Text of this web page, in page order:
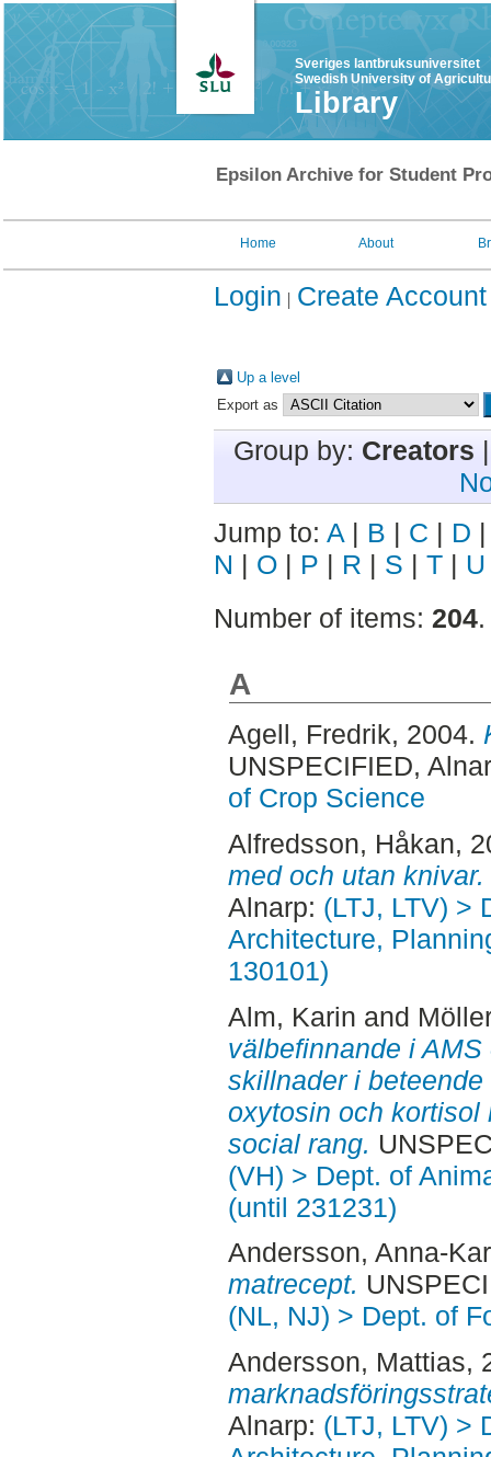
Sveriges lantbruksuniversitet
Swedish University of
Library
Epsilon Archive for Student
Home About
Login Create Account
Up a level
Export as
Group by: Creators
Jump to: A | B | C | D
N | O | P | R | S | T | U
Number of items: 204.
A
Agell, Fredrik, 2004.
UNSPECIFIED,
of Crop Science
Alfredsson, Håkan,
med och utan knivar.
Alnarp: (LTJ, LTV) >
Architecture,
130101)
Alm, Karin and
välbefinnande i
skillnader i
oxytosin och kortisol
social rang.
(VH) > Dept. of
(until 231231)
Andersson, Anna-
matrecept.
(NL, NJ) > Dept. of
Andersson, Mattias,
Alnarp: (LTJ, LTV) >